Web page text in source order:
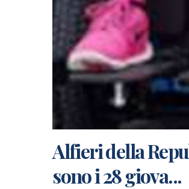
Alfieri della
sono i 28 giova...